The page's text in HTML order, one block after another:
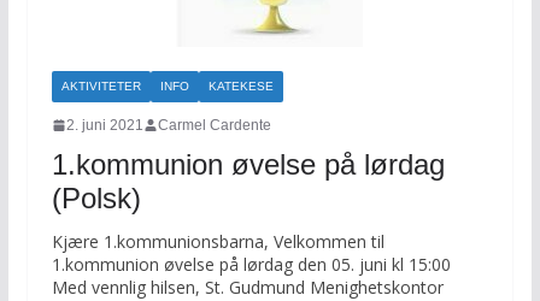
AKTIVITETER INFO KATEKESE
2. juni 2021 Carmel Cardente
1.kommunion øvelse på lørdag
(Polsk)
Kjære 1.kommunionsbarna, Velkommen til
1.kommunion øvelse på lørdag den 05. juni kl 15:00
Med vennlig hilsen, St. Gudmund Menighetskontor